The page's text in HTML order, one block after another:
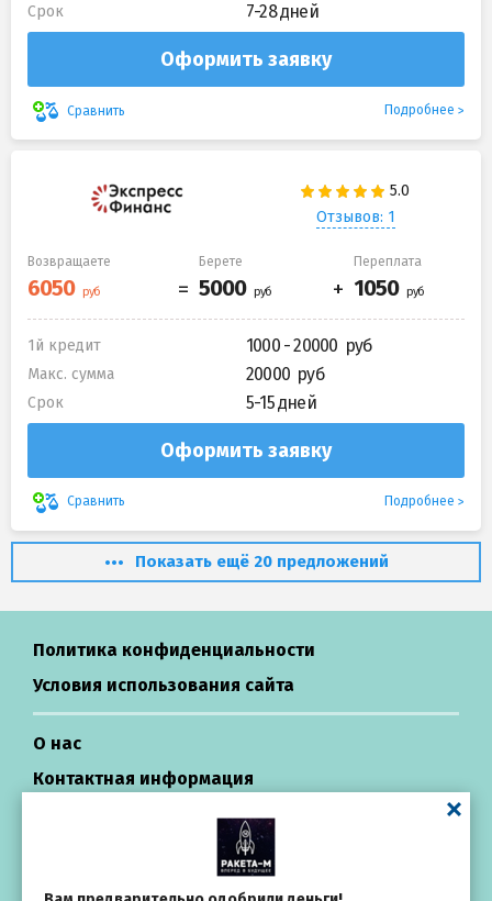
Срок 7-28 дней
Оформить заявку
Сравнить Подробнее
Отзывов: 1
Возвращаете Берете Переплата
1й кредит 1000 - 20000
Макс. сумма 20000
Срок 5-15 дней
Оформить заявку
Сравнить Подробнее
Показать ещё 20 предложений
Политика конфиденциальности
Условия использования сайта
О нас
Контактная информация